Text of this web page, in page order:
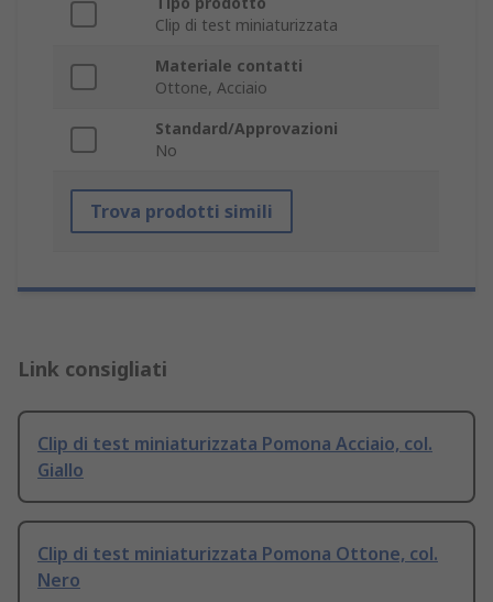
Clip di test miniaturizzata
Materiale contatti
Ottone, Acciaio
Standard/Approvazioni
No
Trova prodotti simili
Link consigliati
Clip di test miniaturizzata Pomona Acciaio, col.
Giallo
Clip di test miniaturizzata Pomona Ottone, col.
Nero